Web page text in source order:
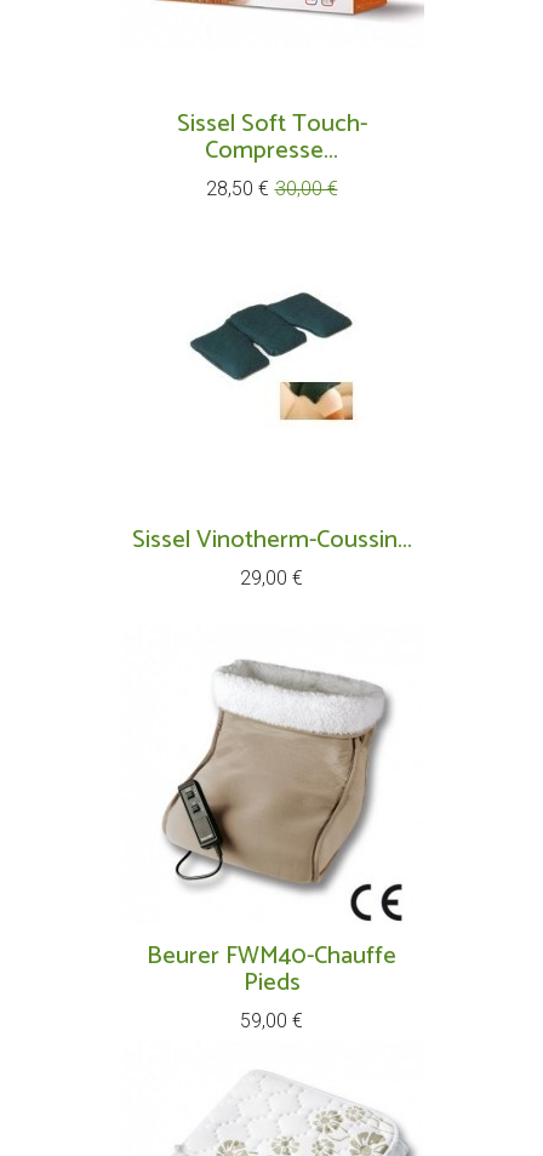
Sissel Soft Touch-
Compresse...
Prix
28,50 € Prix
30,00 €
Sissel Vinotherm-Coussin...
Prix
29,00 €
Beurer FWM40-Chauffe
Pieds
Prix
59,00 €